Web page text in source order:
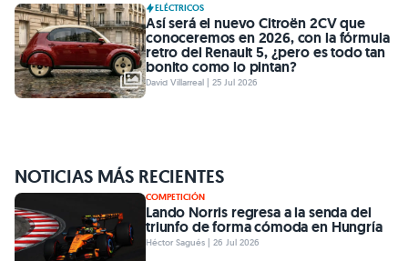
ELÉCTRICOS
Así será el nuevo Citroën 2CV que
conoceremos en 2026, con la fórmula
retro del Renault 5, ¿pero es todo tan
bonito como lo pintan?
David Villarreal | 25 Jul 2026
NOTICIAS MÁS RECIENTES
COMPETICIÓN
Lando Norris regresa a la senda del
triunfo de forma cómoda en Hungría
Héctor Sagués | 26 Jul 2026